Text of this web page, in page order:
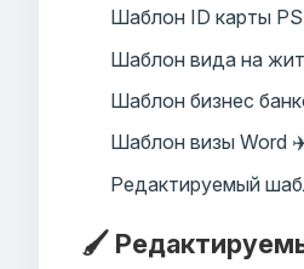
Шаблон ID карты
Шаблон вида на
Шаблон бизнес
Шаблон визы Word
Редактируемый
🖌️